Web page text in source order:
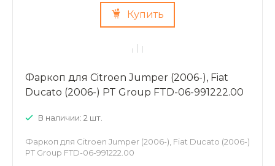
Купить
Фаркоп для Citroen Jumper (2006-), Fiat
Ducato (2006-) PT Group FTD-06-991222.00
В наличии: 2 шт.
Фаркоп для Citroen Jumper (2006-), Fiat Ducato (2006-)
PT Group FTD-06-991222.00